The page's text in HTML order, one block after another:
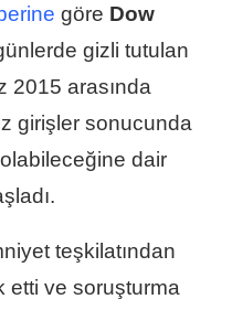
göre Dow
gizli tutulan
2015 arasında
girişler sonucunda
dair
teşkilatından
etti ve soruşturma